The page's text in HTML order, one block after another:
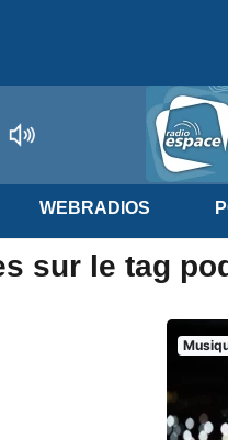
WEBRADIOS
sur le tag